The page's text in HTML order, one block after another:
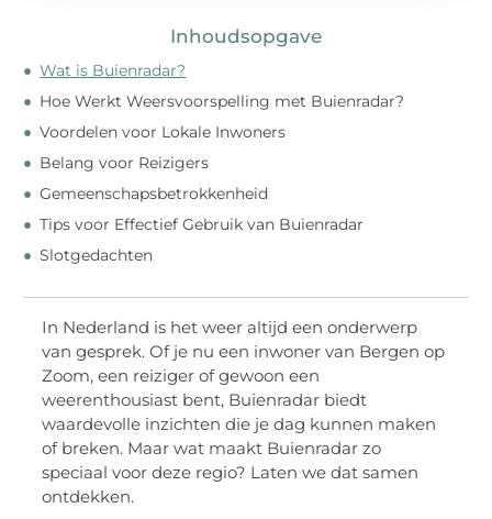
Inhoudsopgave
Wat is Buienradar?
Hoe Werkt Weersvoorspelling met Buienradar?
Voordelen voor Lokale Inwoners
Belang voor Reizigers
Gemeenschapsbetrokkenheid
Tips voor Effectief Gebruik van Buienradar
Slotgedachten
In Nederland is het weer altijd een onderwerp
van gesprek. Of je nu een inwoner van Bergen op
Zoom, een reiziger of gewoon een
weerenthousiast bent, Buienradar biedt
waardevolle inzichten die je dag kunnen maken
of breken. Maar wat maakt Buienradar zo
speciaal voor deze regio? Laten we dat samen
ontdekken.